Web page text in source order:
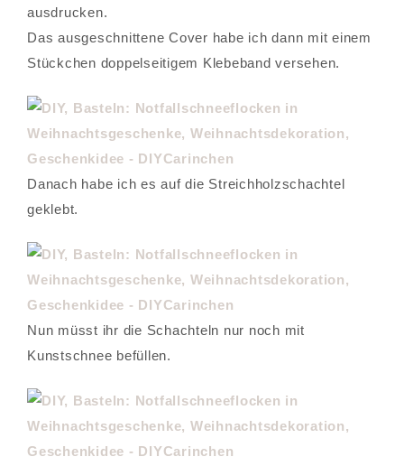
ausdrucken.
Das ausgeschnittene Cover habe ich dann mit einem
Stückchen doppelseitigem Klebeband versehen.
Danach habe ich es auf die Streichholzschachtel
geklebt.
Nun müsst ihr die Schachteln nur noch mit
Kunstschnee befüllen.